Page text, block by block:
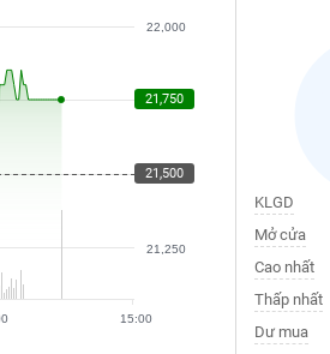
21,500
21,250
21,750
22,000
15:00
21,500
21,750
KLGD
Mở cửa
Cao nhất
Thấp nhất
Dư mua